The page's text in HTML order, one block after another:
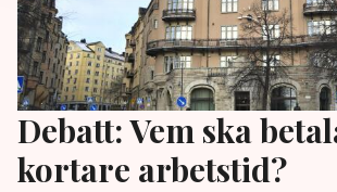
Debatt: Vem ska
kortare arbetstid?